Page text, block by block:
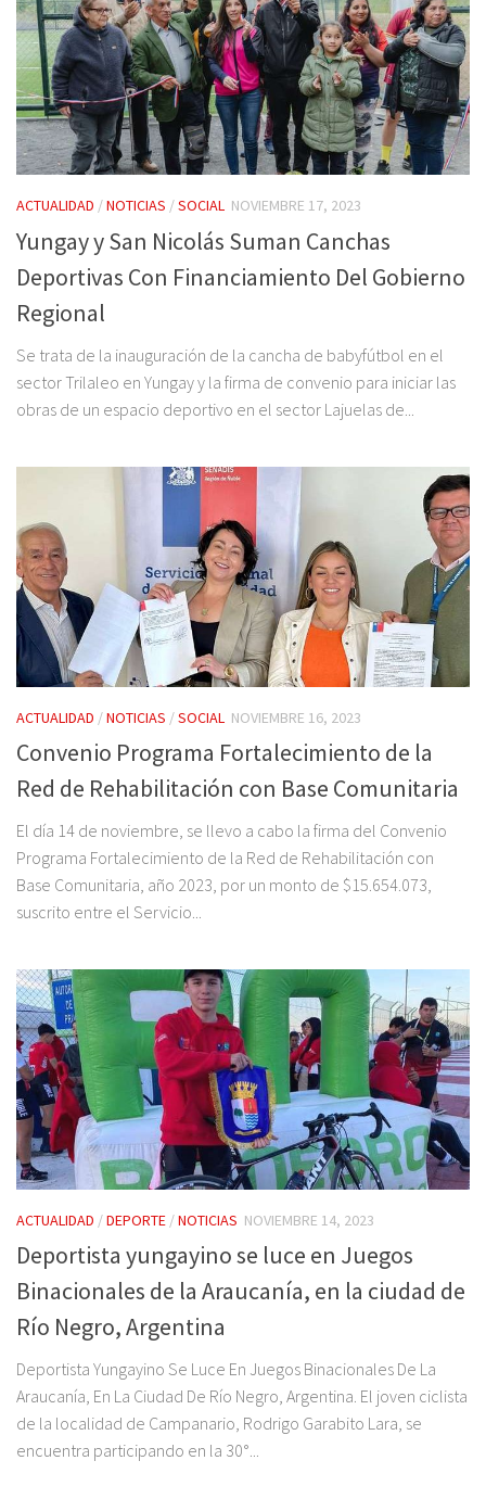
ACTUALIDAD /NOTICIAS /SOCIAL NOVIEMBRE 17, 2023
Yungay y San Nicolás Suman Canchas
Deportivas Con Financiamiento Del Gobierno
Regional
Se trata de la inauguración de la cancha de babyfútbol en el
sector Trilaleo en Yungay y la firma de convenio para iniciar las
obras de un espacio deportivo en el sector Lajuelas de...
ACTUALIDAD /NOTICIAS /SOCIAL NOVIEMBRE 16, 2023
Convenio Programa Fortalecimiento de la
Red de Rehabilitación con Base Comunitaria
El día 14 de noviembre, se llevo a cabo la firma del Convenio
Programa Fortalecimiento de la Red de Rehabilitación con
Base Comunitaria, año 2023, por un monto de $15.654.073,
suscrito entre el Servicio...
ACTUALIDAD /DEPORTE /NOTICIAS NOVIEMBRE 14, 2023
Deportista yungayino se luce en Juegos
Binacionales de la Araucanía, en la ciudad de
Río Negro, Argentina
Deportista Yungayino Se Luce En Juegos Binacionales De La
Araucanía, En La Ciudad De Río Negro, Argentina. El joven ciclista
de la localidad de Campanario, Rodrigo Garabito Lara, se
encuentra participando en la 30°...